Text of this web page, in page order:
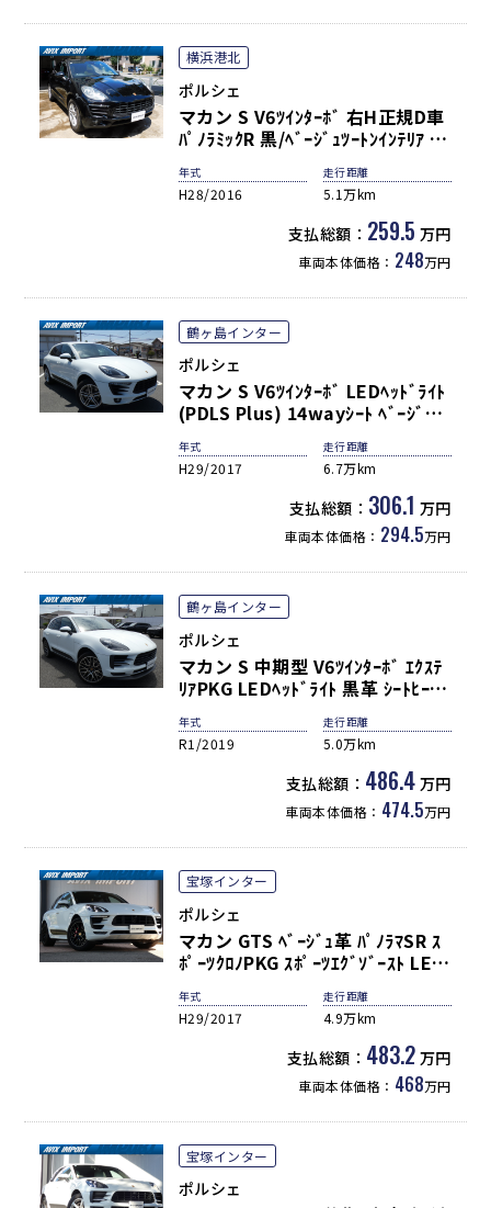
横浜港北
ポルシェ
マカン S V6ﾂｲﾝﾀｰﾎﾞ 右H正規D車
ﾊﾟﾉﾗﾐｯｸR 黒/ﾍﾞｰｼﾞｭﾂｰﾄﾝｲﾝﾃﾘｱ 3
&LDW ﾊﾞｲｷｾﾉﾝHL(PDLS付) 電動
Rｹﾞｰﾄ ｽﾎﾟｰﾂﾃｰﾙﾊﾟｲﾌﾟ 純正18ｲﾝﾁ
年式
H28/2016
走行距離
5.1万km
支払総額： 259.5 万円
車両本体価格： 248万円
鶴ヶ島インター
ポルシェ
マカン S V6ﾂｲﾝﾀｰﾎﾞ LEDﾍｯﾄﾞﾗｲﾄ
(PDLS Plus) 14wayｼｰﾄ ﾍﾞｰｼﾞｭ
革 ｼｰﾄﾋｰﾀｰ 3ｿﾞｰﾝAC PCMﾅﾋﾞ 全
周ｶﾒﾗ&PAS ｸﾙｺﾝ&LDW BOSEｻｳﾝ
ﾄﾞ 電動Rｹﾞｰﾄ PASM 純正19AW
年式
H29/2017
走行距離
6.7万km
支払総額： 306.1 万円
車両本体価格： 294.5万円
鶴ヶ島インター
ポルシェ
マカン S 中期型 V6ﾂｲﾝﾀｰﾎﾞ ｴｸｽﾃ
ﾘｱPKG LEDﾍｯﾄﾞﾗｲﾄ 黒革 ｼｰﾄﾋｰﾀｰ
ACC&LDW&LCA PCMﾅﾋﾞ ｻﾗｳﾝﾄﾞ
ｶﾒﾗ&PAS ｺﾝﾌｫｰﾄA 純正21AW 禁
年式
R1/2019
走行距離
5.0万km
支払総額： 486.4 万円
車両本体価格： 474.5万円
宝塚インター
ポルシェ
マカン GTS ﾍﾞｰｼﾞｭ革 ﾊﾟﾉﾗﾏSR ｽ
ﾎﾟｰﾂｸﾛﾉPKG ｽﾎﾟｰﾂｴｸﾞｿﾞｰｽﾄ LED
ﾍｯﾄﾞﾗｲﾄ(PDLS+) PASMｴｱｻｽ ACC
8WAY LDW PCMﾅﾋﾞ360°ｶﾒﾗ
AppleCarPlay RSｽﾊﾟｲﾀﾞｰ20AW
ﾚｯﾄﾞｷｬﾘﾊﾟｰ禁煙 正規D車
年式
H29/2017
走行距離
4.9万km
支払総額： 483.2 万円
車両本体価格： 468万円
宝塚インター
ポルシェ